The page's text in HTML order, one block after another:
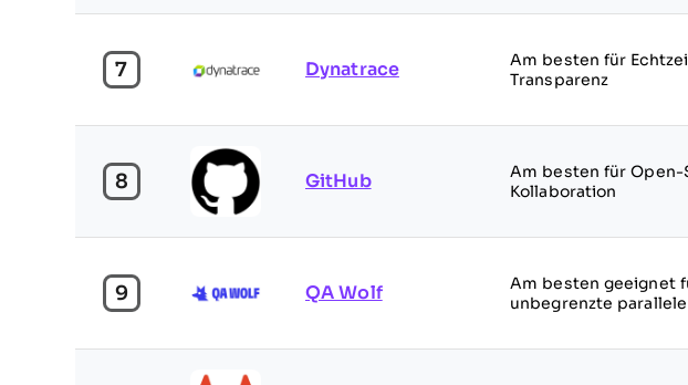
7 Dynatrace
Am besten für
Transparenz
8 GitHub
Am besten für Open-
Kollaboration
9 QA Wolf
Am besten geeignet
unbegrenzte